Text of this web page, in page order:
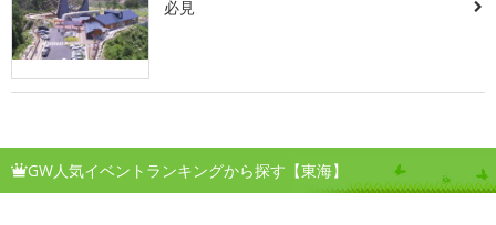
必見
GW人気イベントランキングから探す【東海】